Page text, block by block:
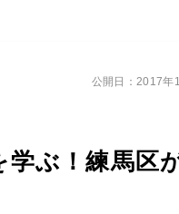
学ぶ！練馬区
公開日：2017年